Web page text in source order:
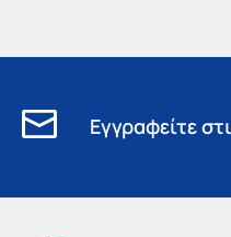
Εγγραφείτε